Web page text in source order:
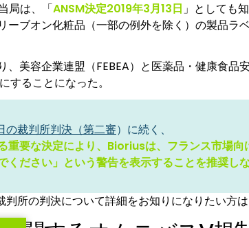
局は、「ANSM決定2019年3月13日」としても知
ーブオン化粧品（一部の例外を除く）の製品
、美容企業連盟（FEBEA）と医薬品・健康食
することになった。
の裁判所判決（第二審）に続く、
重要な決定により、Bioriusは、フランス市場
ください」という警告を表示することを推奨し
判所の判決について詳細をお知りになりたい方は